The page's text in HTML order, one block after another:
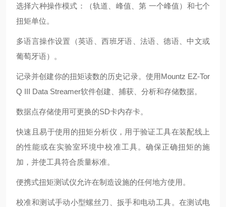
选择六种操作模式：（轨道、峰值、第 一个峰值）和七个
扭矩单位。
多语言操作设置（英语、西班牙语、法语、德语、中文或
葡萄牙语）。
记录并创建你的扭矩读数的历史记录。使用Mountz EZ-Tor
Q III Data Streamer软件创建、捕获、分析和存储数据。
数据点存储使用可更换的SD卡内存卡。
快速且易于使用的扭矩分析仪，用于验证工具在装配线上
的性能或在实验室环境中校准工具。确保正确扭矩的施
加，并使工具符合质量标准。
便携式扭矩测试仪允许在制造设施的任何地方使用。
校准和测试手动小型螺丝刀、扳手和电动工具。在测试电